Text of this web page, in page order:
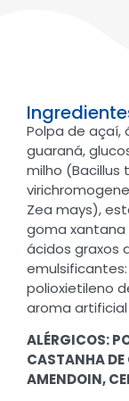
Polpa de açaí,
guaraná,
milho (Bacillus
Zea mays),
goma xantana
ácidos graxos
polioxietileno
aroma
ALÉRGICOS:
CASTANHA
AMENDOIN,